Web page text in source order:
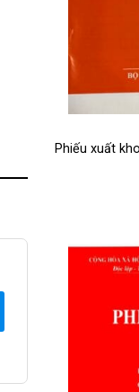
Phiếu xuất